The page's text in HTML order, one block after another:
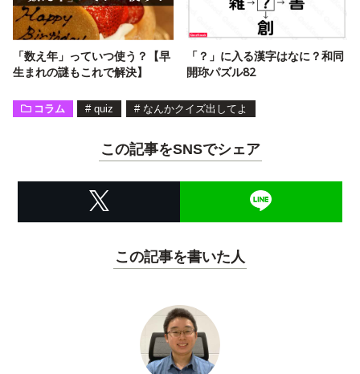
「数え年」っていつ使う？【早
生まれの謎もこれで解決】
「？」に入る漢字はなに？和同
開珎パズル82
コラム # quiz # なんかクイズ出してよ
この記事をSNSでシェア
この記事を書いた人